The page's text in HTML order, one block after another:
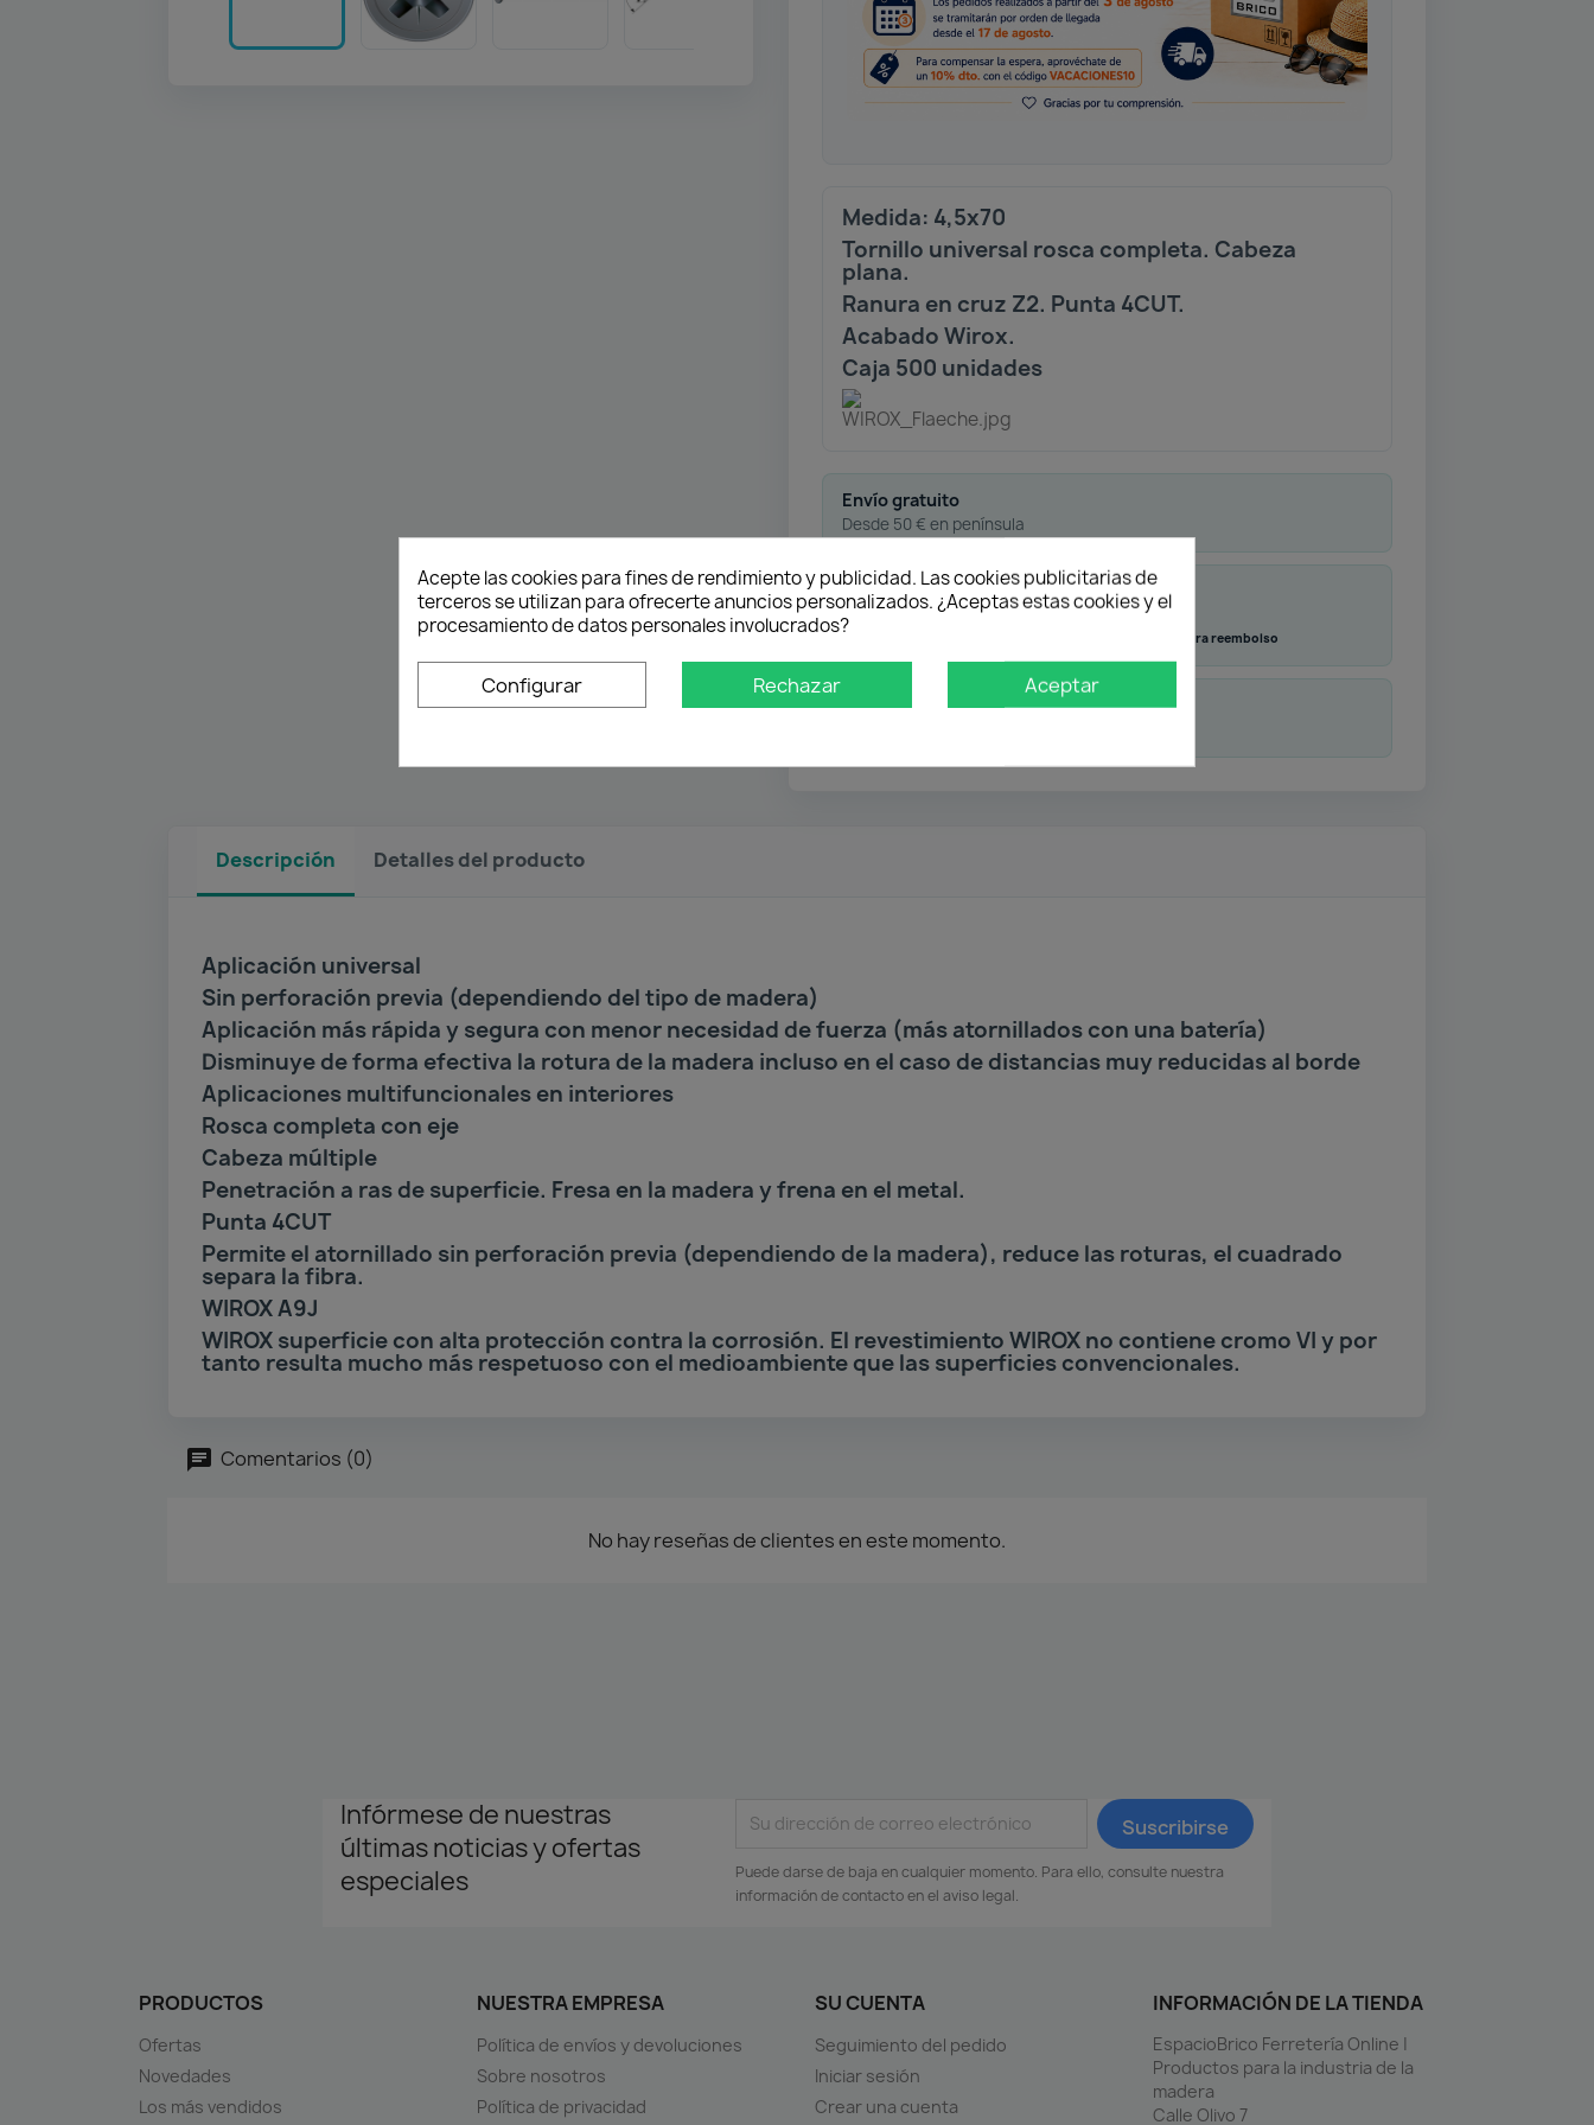
Medida: 4,5x70
Tornillo universal rosca completa. Cabeza
plana.
Ranura en cruz Z2. Punta 4CUT.
Acabado Wirox.
Caja 500 unidades
Envío gratuito
Desde 50 € en península
Pago flexible
Contra reembolso
Atención profesional
Descripción Detalles del producto
Aplicación universal
Sin perforación previa (dependiendo del tipo de madera)
Aplicación más rápida y segura con menor necesidad de fuerza (más atornillados con una batería)
Disminuye de forma efectiva la rotura de la madera incluso en el caso de distancias muy reducidas al borde
Aplicaciones multifuncionales en interiores
Rosca completa con eje
Cabeza múltiple
Penetración a ras de superficie. Fresa en la madera y frena en el metal.
Punta 4CUT
Permite el atornillado sin perforación previa (dependiendo de la madera), reduce las roturas, el cuadrado
separa la fibra.
WIROX A9J
WIROX superficie con alta protección contra la corrosión. El revestimiento WIROX no contiene cromo VI y por
tanto resulta mucho más respetuoso con el medioambiente que las superficies convencionales.
Comentarios (0)
No hay reseñas de clientes en este momento.
Infórmese de nuestras
últimas noticias y ofertas
especiales
Puede darse de baja en cualquier momento. Para ello, consulte nuestra
información de contacto en el aviso legal.
PRODUCTOS
Ofertas
Novedades
Los más vendidos
NUESTRA EMPRESA
Política de envíos y devoluciones
Sobre nosotros
Política de privacidad
SU CUENTA
Seguimiento del pedido
Iniciar sesión
Crear una cuenta
INFORMACIÓN DE LA TIENDA
EspacioBrico Ferretería Online |
Productos para la industria de la
madera
Calle Olivo 7
Acepte las cookies para fines de rendimiento y publicidad. Las cookies publicitarias de
terceros se utilizan para ofrecerte anuncios personalizados. ¿Aceptas estas cookies y el
procesamiento de datos personales involucrados?
Configurar Rechazar Aceptar